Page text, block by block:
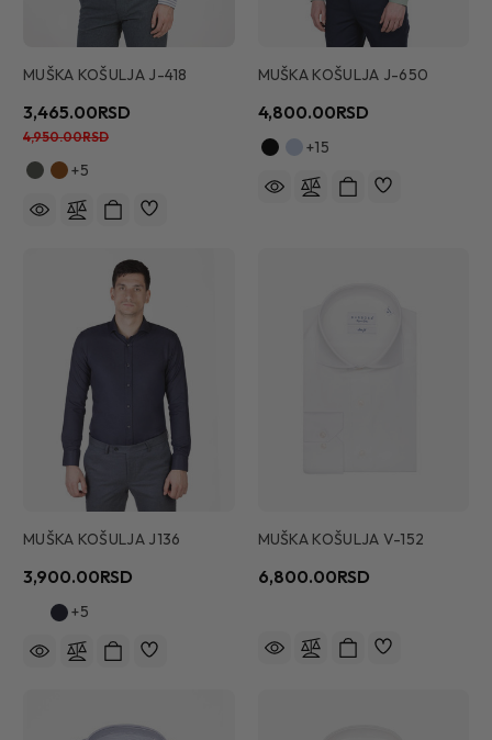
MUŠKA KOŠULJA J-418
3,465.00RSD
4,950.00RSD
+5
MUŠKA KOŠULJA J-650
4,800.00RSD
+15
MUŠKA KOŠULJA J136
3,900.00RSD
+5
MUŠKA KOŠULJA V-152
6,800.00RSD